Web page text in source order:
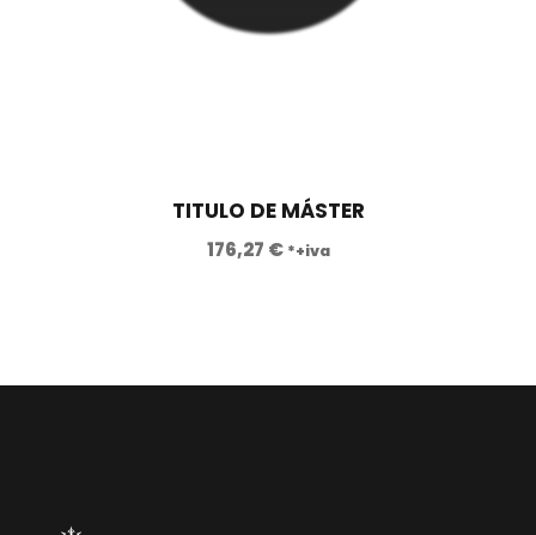
TITULO DE MÁSTER
176,27 € *+iva